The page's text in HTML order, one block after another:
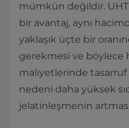
mümkün değildir.
bir avantaj, aynı
yaklaşık üçte bir
gerekmesi ve böylece
maliyetlerinde tasarruf
nedeni daha yüksek
jelatinleşmenin